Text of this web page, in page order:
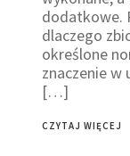
dodatkowe.
dlaczego
określone
znaczenie w
[…]
CZYTAJ WIĘCEJ